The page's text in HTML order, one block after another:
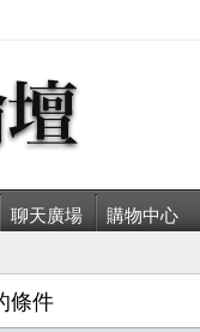
聊天廣場 購物中心
條件